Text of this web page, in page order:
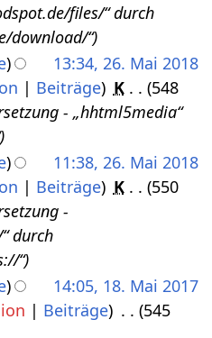
files/“ durch
download/“
13:34, 26. Mai 2018
Beiträge K
548
- „hhtml5media“
11:38, 26. Mai 2018
Beiträge K
550
-
durch
“
14:05, 18. Mai 2017
Beiträge
545